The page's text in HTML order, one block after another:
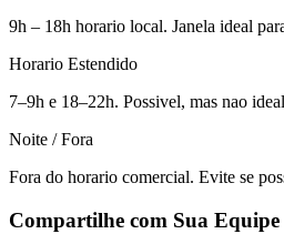
9h – 18h horario local. Janela ideal
Horario Estendido
7–9h e 18–22h. Possivel, mas nao
Noite / Fora
Fora do horario comercial. Evite se
Compartilhe com Sua Equipe